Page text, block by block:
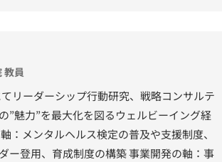
教員
リーダーシップ行動研究、戦略コンサルテ
”魅力”を最大化を図るウェルビーイング経
：メンタルヘルス検定の普及や支援制度、
ー登用、育成制度の構築 事業開発の軸：事